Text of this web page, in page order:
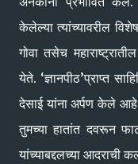
केलेल्या त्यांच्यावरील
गोवा तसेच
येते. ‘ज्ञानपीठ’प्राप्त
देसाई यांना अर्पण केले
तुमच्या हातांत दवरून
यांच्याबद्दलच्या आदराची